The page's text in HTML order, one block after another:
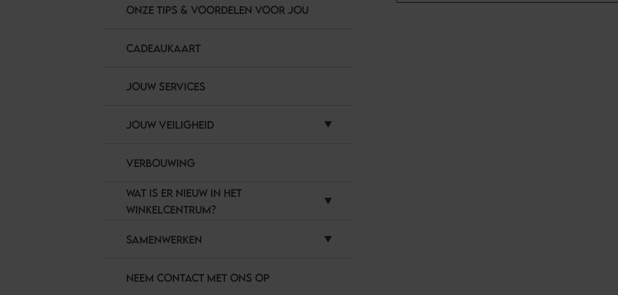
ONZE TIPS & VOORDELEN VOOR JOU
CADEAUKAART
JOUW SERVICES
JOUW VEILIGHEID
VERBOUWING
WAT IS ER NIEUW IN HET
WINKELCENTRUM?
SAMENWERKEN
NEEM CONTACT MET ONS OP